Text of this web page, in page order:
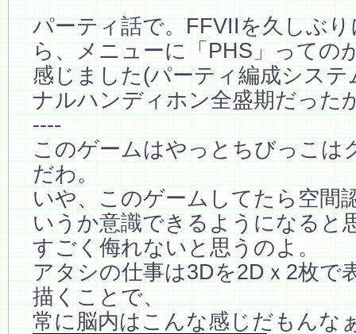
パーティ話で。FFVIIを久しぶ
ら、メニューに「PHS」っての
感じました(パーティ編成システ
ナルハンディホン全盛期だった
----
このゲームはやっとちびっこは
だわ。
いや、このゲームしてたら空間
いうか意識できるようになると
すごく侮れないと思うのよ。
アタシの仕事は3Dを2Dｘ2枚で
描くことで、
常に脳内はこんな感じだもんな